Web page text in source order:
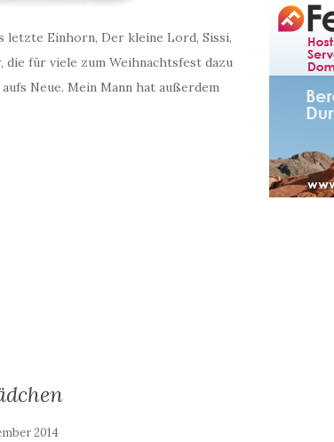
letzte Einhorn, Der kleine Lord, Sissi,
die für viele zum Weihnachtsfest dazu
Neue. Mein Mann hat außerdem
2014